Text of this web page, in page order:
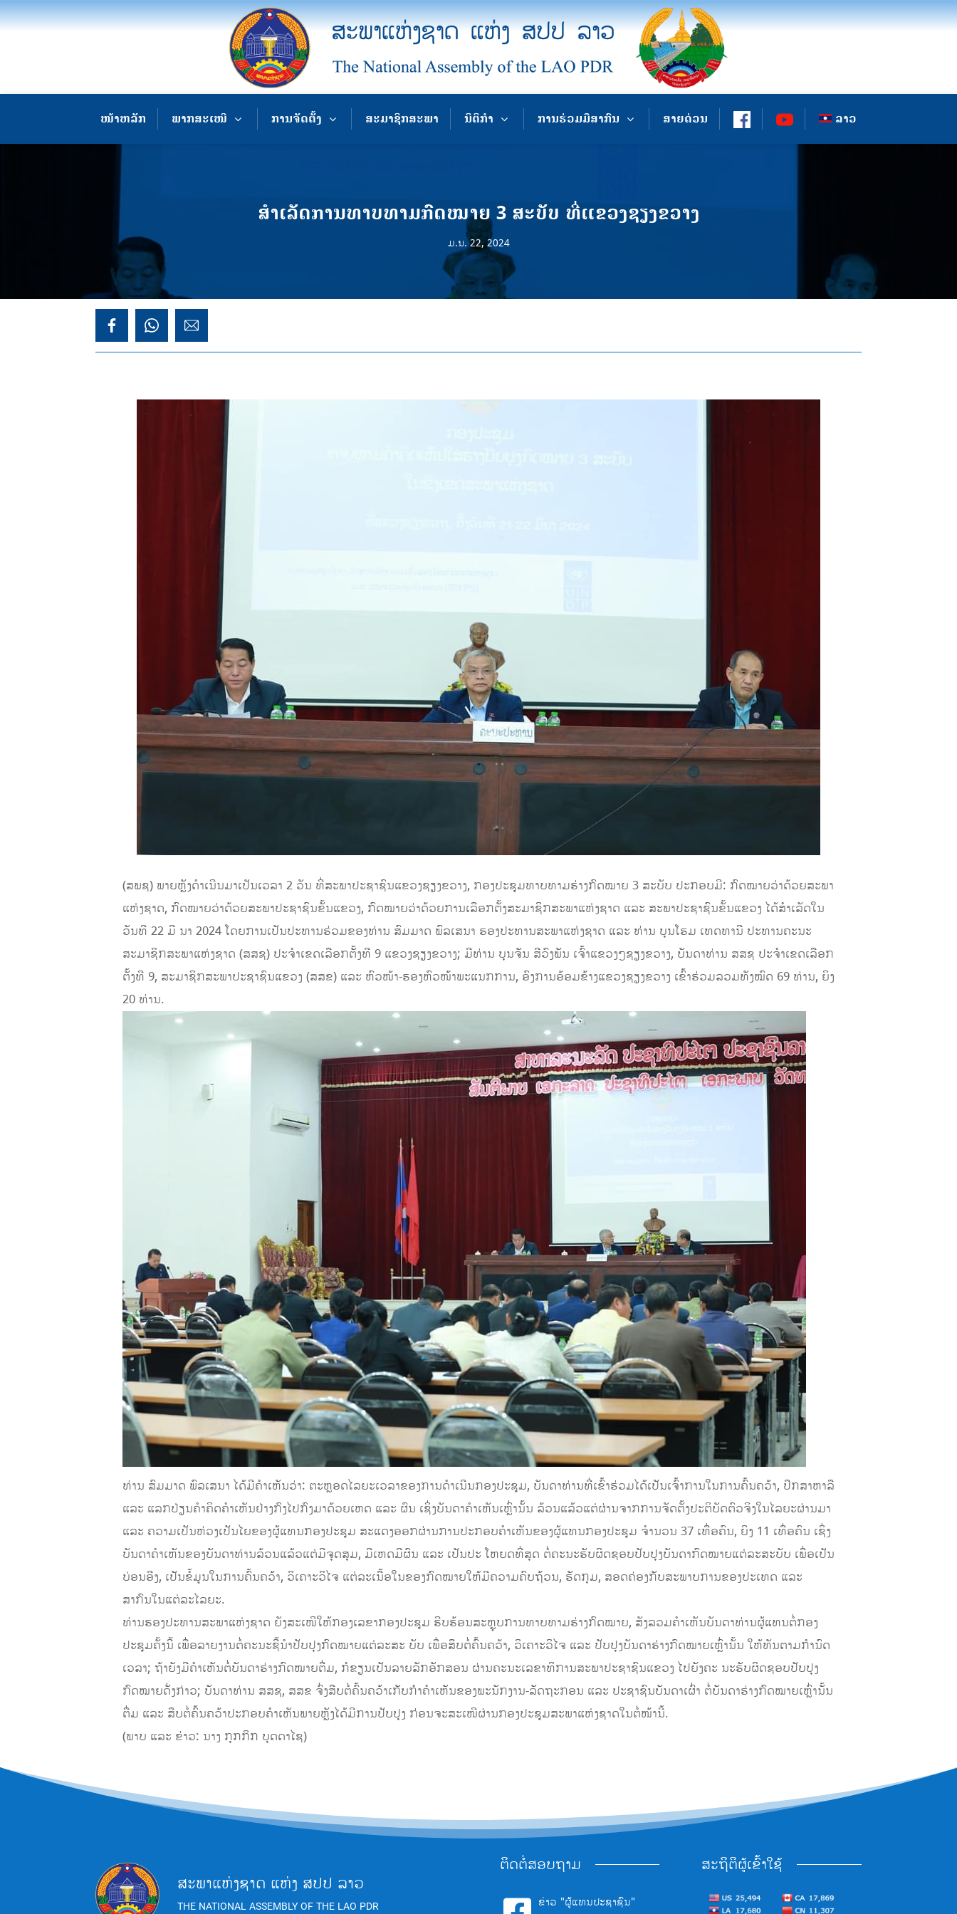
ໜ້າຫລັກ ພາກສະເໜີ ການຈັດຕັ້ງ ສະມາຊິກສະພາ ນິຕິກຳ ການຮ່ວມມືສາກົນ ສາຍດ່ວນ ລາວ
ສຳເລັດການທາບທາມກົດໝາຍ 3 ສະບັບ ທີ່ແຂວງຊຽງຂວາງ
ມ.ນ. 22, 2024
(ສພຊ) ພາຍຫຼັງດຳເນີນມາເປັນເວລາ 2 ວັນ ທີ່ສະພາປະຊາຊົນແຂວງຊຽງຂວາງ, ກອງປະຊຸມທາບທາມຮ່າງກົດໝາຍ 3 ສະບັບ ປະກອບມີ: ກົດໝາຍວ່າດ້ວຍສະພາ
ແຫ່ງຊາດ, ກົດໝາຍວ່າດ້ວຍສະພາປະຊາຊົນຂັ້ນແຂວງ, ກົດໝາຍວ່າດ້ວຍການເລືອກຕັ້ງສະມາຊິກສະພາແຫ່ງຊາດ ແລະ ສະພາປະຊາຊົນຂັ້ນແຂວງ ໄດ້ສຳເລັດໃນ
ວັນທີ 22 ມີ ນາ 2024 ໂດຍການເປັນປະທານຮ່ວມຂອງທ່ານ ສົມມາດ ພົລເສນາ ຮອງປະທານສະພາແຫ່ງຊາດ ແລະ ທ່ານ ບຸນໂຮມ ເທດທານີ ປະທານຄະນະ
ສະມາຊິກສະພາແຫ່ງຊາດ (ສສຊ) ປະຈໍາເຂດເລືອກຕັ້ງທີ 9 ແຂວງຊຽງຂວາງ; ມີທ່ານ ບຸນຈັນ ສີວົງພັນ ເຈົ້າແຂວງໆຊຽງຂວາງ, ບັນດາທ່ານ ສສຊ ປະຈໍາເຂດເລືອກ
ຕັ້ງທີ 9, ສະມາຊິກສະພາປະຊາຊົນແຂວງ (ສສຂ) ແລະ ຫົວໜ້າ-ຮອງຫົວໜ້າພະແນກການ, ອົງການອ້ອມຂ້າງແຂວງຊຽງຂວາງ ເຂົ້າຮ່ວມລວມທັງໝົດ 69 ທ່ານ, ຍິງ
20 ທ່ານ.
ທ່ານ ສົມມາດ ພົລເສນາ ໄດ້ມີຄຳເຫັນວ່າ: ຕະຫຼອດໄລຍະເວລາຂອງການດຳເນີນກອງປະຊຸມ, ບັນດາທ່ານທີ່ເຂົ້າຮ່ວມໄດ້ເປັນເຈົ້າການໃນການຄົ້ນຄວ້າ, ປຶກສາຫາລື
ແລະ ແລກປ່ຽນຄໍາຄິດຄໍາເຫັນຢ່າງກົງໄປກົງມາດ້ວຍເຫດ ແລະ ຜົນ ເຊິ່ງບັນດາຄໍາເຫັນເຫຼົ່ານັ້ນ ລ້ວນແລ້ວແຕ່ຜ່ານຈາກການຈັດຕັ້ງປະຕິບັດຕົວຈິງໃນໄລຍະຜ່ານມາ
ແລະ ຄວາມເປັນຫ່ວງເປັນໄຍຂອງຜູ້ແທນກອງປະຊຸມ ສະແດງອອກຜ່ານການປະກອບຄໍາເຫັນຂອງຜູ້ແທນກອງປະຊຸມ ຈໍານວນ 37 ເທື່ອຄົນ, ຍິງ 11 ເທື່ອຄົນ ເຊິ່ງ
ບັນດາຄໍາເຫັນຂອງບັນດາທ່ານລ້ວນແລ້ວແຕ່ມີຈຸດສຸມ, ມີເຫດມີຜົນ ແລະ ເປັນປະ ໂຫຍດທີ່ສຸດ ຕໍ່ຄະນະຮັບຜິດຊອບປັບປຸງບັນດາກົດໝາຍແຕ່ລະສະບັບ ເພື່ອເປັນ
ບ່ອນອີງ, ເປັນຂໍ້ມູນໃນການຄົ້ນຄວ້າ, ວິເຄາະວິໄຈ ແຕ່ລະເນື້ອໃນຂອງກົດໝາຍໃຫ້ມີຄວາມຄົບຖ້ວນ, ຮັດກຸມ, ສອດຄ່ອງກັບສະພາບການຂອງປະເທດ ແລະ
ສາກົນໃນແຕ່ລະໄລຍະ.
ທ່ານຮອງປະທານສະພາແຫ່ງຊາດ ຍັງສະເໜີໃຫ້ກອງເລຂາກອງປະຊຸມ ຮີບຮ້ອນສະຫຼຸບການທາບທາມຮ່າງກົດໝາຍ, ສັງລວມຄໍາເຫັນບັນດາທ່ານຜູ້ແທນຕໍ່ກອງ
ປະຊຸມຄັ້ງນີ້ ເພື່ອລາຍງານຕໍ່ຄະນະຊີ້ນຳປັບປຸງກົດໝາຍແຕ່ລະສະ ບັບ ເພື່ອສືບຕໍ່ຄົ້ນຄວ້າ, ວິເຄາະວິໄຈ ແລະ ປັບປຸງບັນດາຮ່າງກົດໝາຍເຫຼົ່ານັ້ນ ໃຫ້ທັນຕາມກຳນົດ
ເວລາ; ຖ້າຍັງມີຄຳເຫັນຕໍ່ບັນດາຮ່າງກົດໝາຍຕື່ມ, ກໍຂຽນເປັນລາຍລັກອັກສອນ ຜ່ານຄະນະເລຂາທິການສະພາປະຊາຊົນແຂວງ ໄປຍັງຄະ ນະຮັບຜິດຊອບປັບປຸງ
ກົດໝາຍດັ່ງກ່າວ; ບັນດາທ່ານ ສສຊ, ສສຂ ຈົ່ງສືບຕໍ່ຄົ້ນຄວ້າເກັບກຳຄຳເຫັນຂອງພະນັກງານ-ລັດຖະກອນ ແລະ ປະຊາຊົນບັນດາເຜົ່າ ຕໍ່ບັນດາຮ່າງກົດໝາຍເຫຼົ່ານັ້ນ
ຕື່ມ ແລະ ສືບຕໍ່ຄົ້ນຄວ້າປະກອບຄຳເຫັນພາຍຫຼັງໄດ້ມີການປັບປຸງ ກ່ອນຈະສະເໜີຜ່ານກອງປະຊຸມສະພາແຫ່ງຊາດໃນຕໍ່ໜ້ານີ້.
(ພາບ ແລະ ຂ່າວ: ນາງ ກຸກກິກ ບຸດດາໄຊ)
ສະພາແຫ່ງຊາດ ແຫ່ງ ສປປ ລາວ
THE NATIONAL ASSEMBLY OF THE LAO PDR
ຕິດຕໍ່ສອບຖາມ
ຂ່າວ "ຜູ້ແທນປະຊາຊົນ"
ສະຖິຕິຜູ້ເຂົ້າໃຊ້